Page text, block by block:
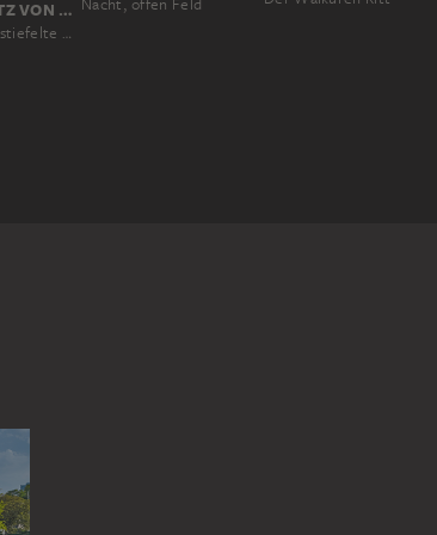
MORITZ VON SCHWIND
Der gestiefelte Kater
Nacht, offen Feld